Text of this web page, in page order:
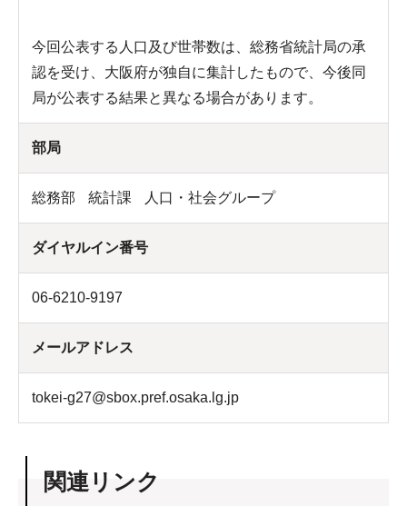
今回公表する人口及び世帯数は、総務省統計局の承
認を受け、大阪府が独自に集計したもので、今後同
局が公表する結果と異なる場合があります。
部局
総務部 統計課 人口・社会グループ
ダイヤルイン番号
06-6210-9197
メールアドレス
tokei-g27@sbox.pref.osaka.lg.jp
関連リンク